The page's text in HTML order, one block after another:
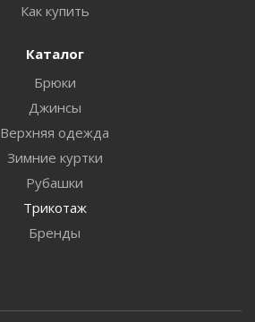
Как купить
Каталог
Брюки
Джинсы
Верхняя одежда
Зимние куртки
Рубашки
Трикотаж
Бренды